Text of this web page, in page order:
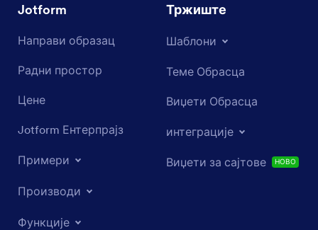
Jotform
Направи образац
Радни простор
Цене
Jotform Ентерпрајз
Примери
Производи
Функције
Тржиште
Шаблони
Теме Обрасца
Виџети Обрасца
интеграције
Виџети за сајтове НОВО